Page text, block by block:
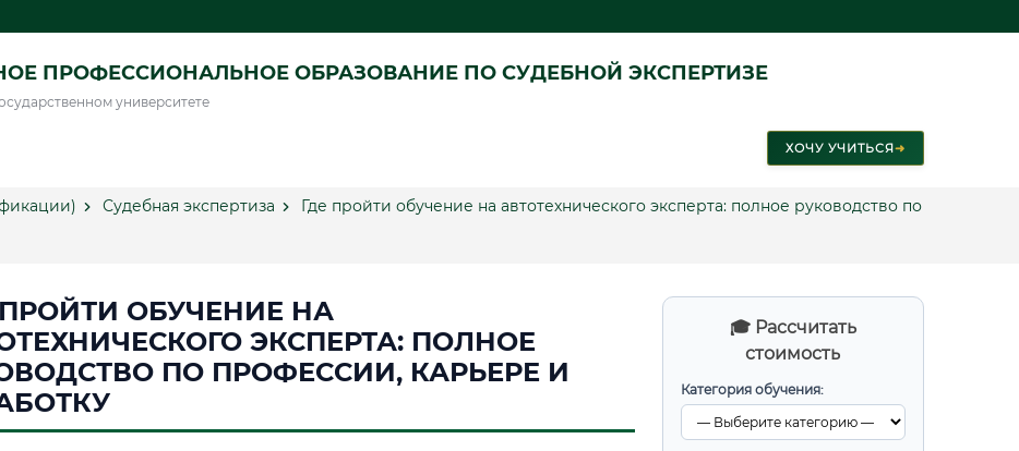
ПРОФЕССИОНАЛЬНОЕ ОБРАЗОВАНИЕ ПО СУДЕБНОЙ ЭКСПЕРТИЗЕ
университете
ХОЧУ УЧИТЬСЯ➜
Судебная экспертиза
Где пройти обучение на автотехнического эксперта: полное руководство по
🎓 Рассчитать
стоимость
Категория обучения:
ПРОЙТИ ОБУЧЕНИЕ НА
ЭКСПЕРТА: ПОЛНОЕ
ПО ПРОФЕССИИ, КАРЬЕРЕ И